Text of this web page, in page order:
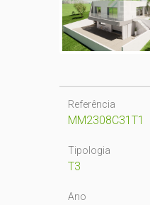
Referência
MM2308C31T1
Tipologia
T3
Ano